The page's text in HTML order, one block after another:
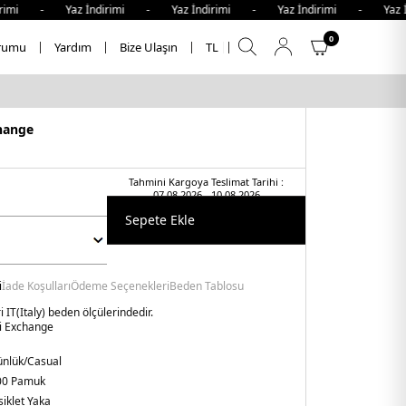
Yaz İndirimi - Yaz İndirimi - Yaz İndirimi -
Yardım Bize Ulaşın TL
0
Tahmini Kargoya Teslimat Tarihi :
07.08.2026 - 10.08.2026
Sepete Ekle
İade KoşullarıÖdeme SeçenekleriBeden Tablosu
IT(Italy) beden ölçülerindedir.
Exchange
Casual
Pamuk
Yaka